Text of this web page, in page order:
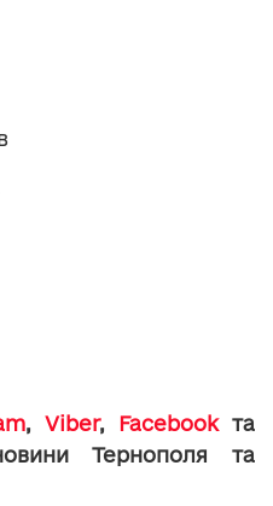
, Viber, Facebookта
Тернополя та